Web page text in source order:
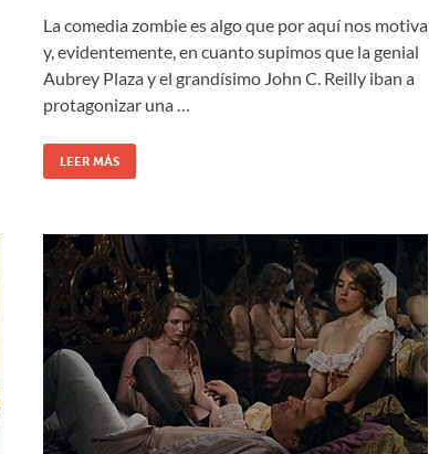
La comedia zombie es algo que por aquí nos motiva
y, evidentemente, en cuanto supimos que la genial
Aubrey Plaza y el grandísimo John C. Reilly iban a
protagonizar una …
LEER MÁS